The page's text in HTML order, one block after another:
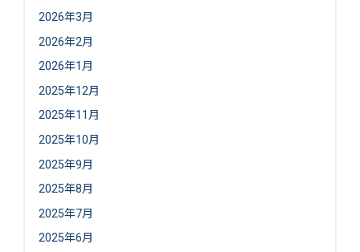
2026年3月
2026年2月
2026年1月
2025年12月
2025年11月
2025年10月
2025年9月
2025年8月
2025年7月
2025年6月